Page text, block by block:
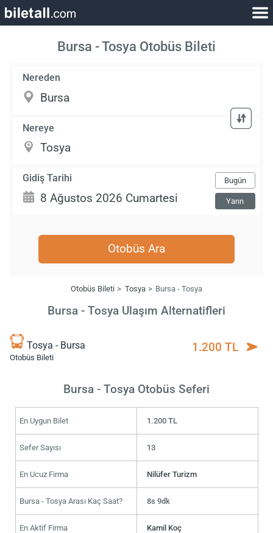
Bursa - Tosya Otobüs Bileti
Nereden
Nereye
Gidiş Tarihi Bugün
Yarın
Otobüs Ara
Otobüs Bileti Tosya Bursa - Tosya
Bursa - Tosya Ulaşım Alternatifleri
Tosya - Bursa
Otobüs Bileti
1.200 TL
Bursa - Tosya Otobüs Seferi
En Uygun Bilet 1.200 TL
Sefer Sayısı 13
En Ucuz Firma Nilüfer Turizm
Bursa - Tosya Arası Kaç Saat? 8s 9dk
En Aktif Firma Kamil Koç